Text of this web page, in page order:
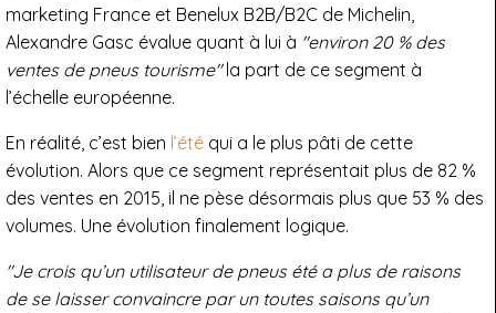
marketing France et Benelux B2B/B2C de Michelin,
Alexandre Gasc évalue quant à lui à "environ 20 % des
ventes de pneus tourisme"la part de ce segment à
l’échelle européenne.
En réalité, c’est bien l’été qui a le plus pâti de cette
évolution. Alors que ce segment représentait plus de 82 %
des ventes en 2015, il ne pèse désormais plus que 53 % des
volumes. Une évolution finalement logique.
"Je crois qu’un utilisateur de pneus été a plus de raisons
de se laisser convaincre par un toutes saisons qu’un